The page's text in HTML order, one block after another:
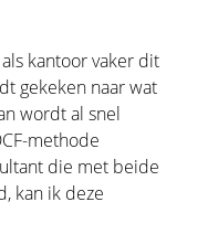
kantoor vaker dit
gekeken naar wat
wordt al snel
methode
die met beide
kan ik deze